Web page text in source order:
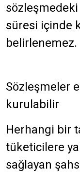
süresi içinde
belirlenemez.
Sözleşmeler
kurulabilir
Herhangi bir
tüketicilere
sağlayan